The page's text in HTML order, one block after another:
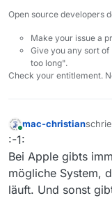
mit
für
Das
Und
OS X
das
Open source developers
Make your issue a
Give you any sort
too long".
Check your entitlement.
Online
mac-christian
:-1:
Bei Apple gibts
mögliche System,
läuft. Und sonst